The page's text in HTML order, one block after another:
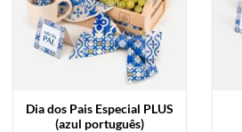
Dia dos Pais Especial PLUS
(azul português)